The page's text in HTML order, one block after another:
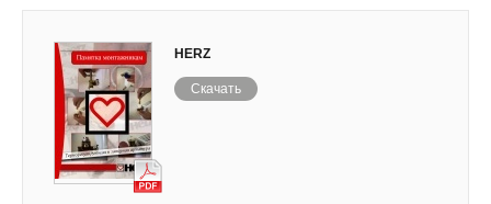
HERZ
Скачать